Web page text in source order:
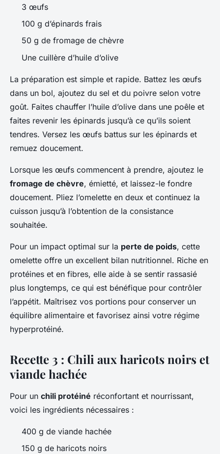
3 œufs
100 g d’épinards frais
50 g de fromage de chèvre
Une cuillère d’huile d’olive
La préparation est simple et rapide. Battez les œufs
dans un bol, ajoutez du sel et du poivre selon votre
goût. Faites chauffer l’huile d’olive dans une poêle et
faites revenir les épinards jusqu’à ce qu’ils soient
tendres. Versez les œufs battus sur les épinards et
remuez doucement.
Lorsque les œufs commencent à prendre, ajoutez le
fromage de chèvre, émietté, et laissez-le fondre
doucement. Pliez l’omelette en deux et continuez la
cuisson jusqu’à l’obtention de la consistance
souhaitée.
Pour un impact optimal sur la perte de poids, cette
omelette offre un excellent bilan nutritionnel. Riche en
protéines et en fibres, elle aide à se sentir rassasié
plus longtemps, ce qui est bénéfique pour contrôler
l’appétit. Maîtrisez vos portions pour conserver un
équilibre alimentaire et favorisez ainsi votre régime
hyperprotéiné.
Recette 3 : Chili aux haricots noirs et
viande hachée
Pour un chili protéiné réconfortant et nourrissant,
voici les ingrédients nécessaires :
400 g de viande hachée
150 g de haricots noirs